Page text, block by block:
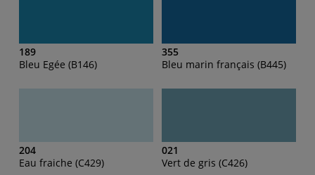
189
Bleu Egée (B146)
355
Bleu marin français (B445)
204
Eau fraiche (C429)
021
Vert de gris (C426)